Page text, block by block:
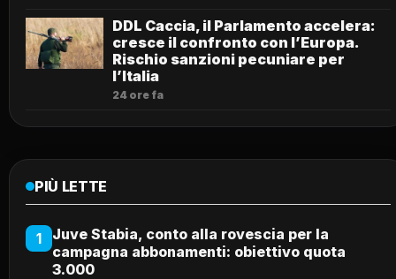
DDL Caccia, il Parlamento accelera:
cresce il confronto con l’Europa.
Rischio sanzioni pecuniare per
l’Italia
24 ore fa
PIÙ LETTE
1
Juve Stabia, conto alla rovescia per la
campagna abbonamenti: obiettivo quota
3.000